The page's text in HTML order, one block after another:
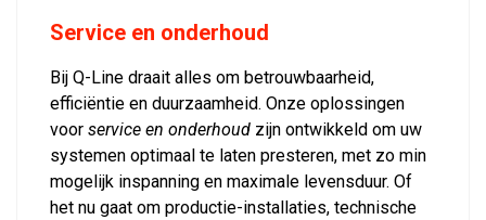
Service en onderhoud
Bij Q-Line draait alles om betrouwbaarheid,
efficiëntie en duurzaamheid. Onze oplossingen
voor service en onderhoud zijn ontwikkeld om uw
systemen optimaal te laten presteren, met zo min
mogelijk inspanning en maximale levensduur. Of
het nu gaat om productie-installaties, technische